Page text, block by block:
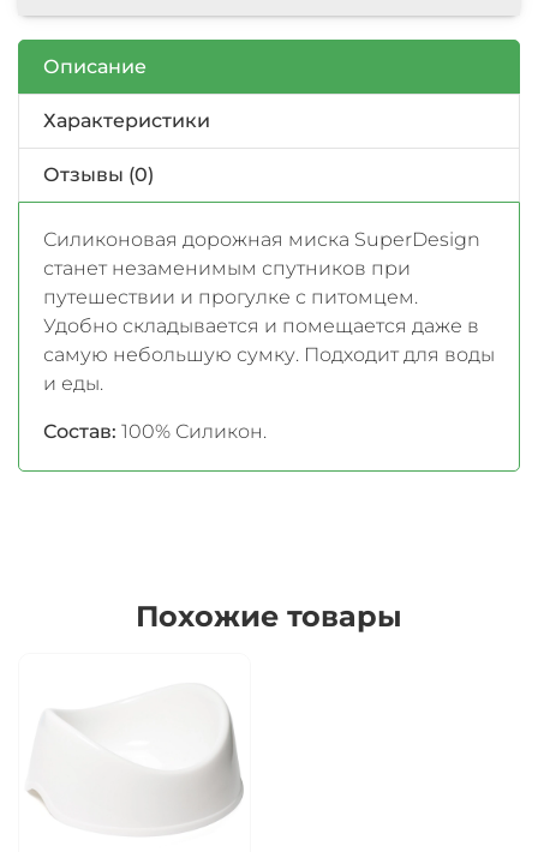
Описание
Характеристики
Отзывы (0)
Силиконовая дорожная миска SuperDesign
станет незаменимым спутников при
путешествии и прогулке с питомцем.
Удобно складывается и помещается даже в
самую небольшую сумку. Подходит для воды
и еды.
Состав: 100% Силикон.
Похожие товары